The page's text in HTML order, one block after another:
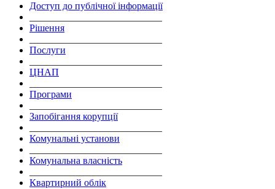
Доступ до публічної інформації
Рішення
Послуги
ЦНАП
Програми
Запобігання корупції
Комунальні установи
Комунальна власність
Квартирний облік